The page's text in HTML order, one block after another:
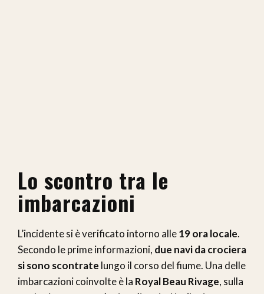
Lo scontro tra le
imbarcazioni
L’incidente si è verificato intorno alle19 ora locale.
Secondo le prime informazioni, due navi da crociera
si sono scontrate lungo il corso del fiume. Una delle
imbarcazioni coinvolte è la Royal Beau Rivage, sulla